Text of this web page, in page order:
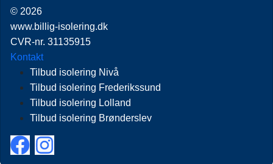
© 2026
www.billig-isolering.dk
CVR-nr. 31135915
Kontakt
Tilbud isolering Nivå
Tilbud isolering Frederikssund
Tilbud isolering Lolland
Tilbud isolering Brønderslev